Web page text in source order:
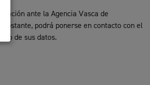
ante la Agencia Vasca de
podrá ponerse en contacto con el
de sus datos.